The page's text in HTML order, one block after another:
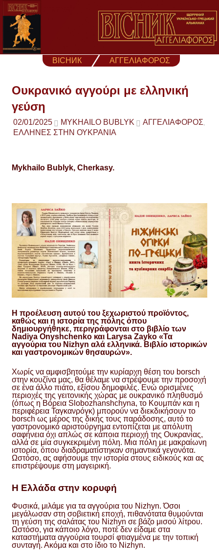
Skip
content
ВІСНИК ΑΓΓΕΛΙΑΦΟΡΟΣ
Ουκρανικό αγγούρι με ελληνική
γεύση
02/01/2025 MYKHAILO BUBLYK ΑΓΓΕΛΙΑΦΟΡΟΣ
ΕΛΛΗΝΕΣ ΣΤΗΝ ΟΥΚΡΑΝΙΑ
Mykhailo Bublyk, Cherkasy.
Η προέλευση αυτού του ξεχωριστού προϊόντος,
καθώς και η ιστορία της πόλης όπου
δημιουργήθηκε, περιγράφονται στο βιβλίο των
Nadiya Onyshchenko και Larysa Zayko «Τα
αγγούρια του Nizhyn αλά ελληνικά. Βιβλίο ιστορικών
και γαστρονομικών θησαυρών».
Χωρίς να αμφισβητούμε την κυρίαρχη θέση του borsch
στην κουζίνα μας, θα θέλαμε να στρέψουμε την προσοχή
σε ένα άλλο πιάτο, εξίσου δημοφιλές. Ενώ ορισμένες
περιοχές της γειτονικής χώρας με ουκρανικό πληθυσμό
(όπως η Βόρεια Slobozhanshchyna, το Κουμπάν και η
περιφέρεια Ταγκανρόγκ) μπορούν να διεκδικήσουν το
borsch ως μέρος της δικής τους παράδοσης, αυτό το
γαστρονομικό αριστούργημα εντοπίζεται με απόλυτη
σαφήνεια όχι απλώς σε κάποια περιοχή της Ουκρανίας,
αλλά σε μία συγκεκριμένη πόλη. Μια πόλη με μακραίωνη
ιστορία, όπου διαδραματίστηκαν σημαντικά γεγονότα.
Ωστόσο, ας αφήσουμε την ιστορία στους ειδικούς και ας
επιστρέψουμε στη μαγειρική.
Η Ελλάδα στην κορυφή
Φυσικά, μιλάμε για τα αγγούρια του Nizhyn. Όσοι
μεγάλωσαν στη σοβιετική εποχή, πιθανότατα θυμούνται
τη γεύση της σαλάτας του Nizhyn σε βάζο μισού λίτρου.
Ωστόσο, για κάποιο λόγο, ποτέ δεν είδαμε στα
καταστήματα αγγούρια τουρσί φτιαγμένα με την τοπική
συνταγή. Ακόμα και στο ίδιο το Nizhyn.